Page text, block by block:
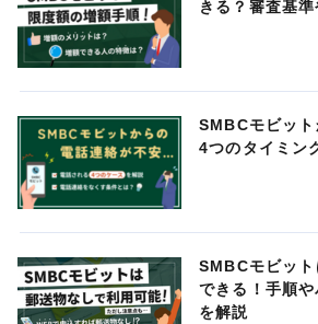
きる？審査基
SMBCモビッ
4つのタイミン
SMBCモビット
できる！手順
を解説